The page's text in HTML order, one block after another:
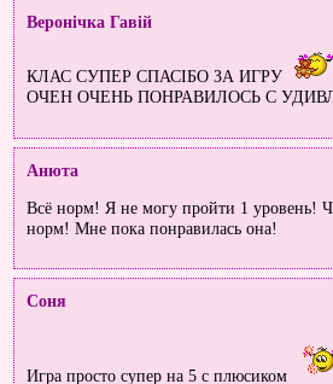
Веронічка Гавій
КЛАС СУПЕР СПАСІБО ЗА ИГРУ
ОЧЕН ОЧЕНЬ ПОНРАВИЛОСЬ С
Анюта
Всё норм! Я не могу пройти 1 уровень!
норм! Мне пока понравилась она!
Соня
Игра просто супер на 5 с плюсиком